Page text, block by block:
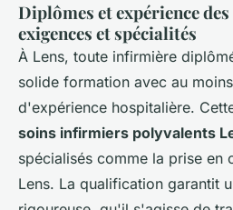
Diplômes et expérience
exigences et spécialités
À Lens, toute infirmière
solide formation avec au
d'expérience hospitalière.
soins infirmiers polyvalents
spécialisés comme la prise en
Lens. La qualification garantit